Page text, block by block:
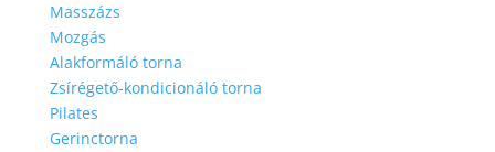
Masszázs
Mozgás
Alakformáló torna
Zsírégető-kondicionáló torna
Pilates
Gerinctorna